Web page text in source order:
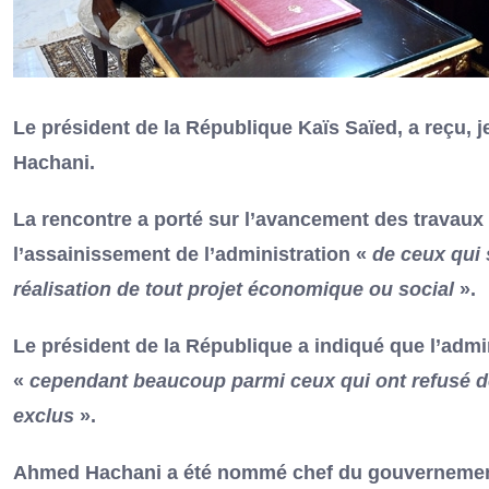
Le président de la République Kaïs Saïed, a reçu,
Hachani.
La rencontre a porté sur l’avancement des
l’assainissement de l’administration « de ceux qui
réalisation de tout projet économique ou social».
Le président de la République a indiqué que
« cependant beaucoup parmi ceux qui ont refusé
exclus ».
Ahmed Hachani a été nommé chef du